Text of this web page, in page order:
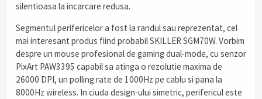
silentioasa la incarcare redusa.
Segmentul perifericelor a fost la randul sau reprezentat, cel
mai interesant produs fiind probabil SKILLER SGM70W. Vorbim
despre un mouse profesional de gaming dual-mode, cu senzor
PixArt PAW3395 capabil sa atinga o rezolutie maxima de
26000 DPI, un polling rate de 1000Hz pe cablu si pana la
8000Hz wireless. In ciuda design-ului simetric, perifericul este